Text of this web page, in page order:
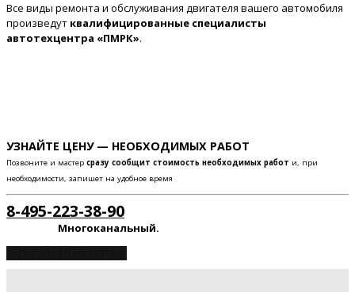
Все виды ремонта и обслуживания двигателя вашего автомобиля
произведут квалифицированные специалисты
автотехцентра «ПМРК».
УЗНАЙТЕ ЦЕНУ — НЕОБХОДИМЫХ РАБОТ
Позвоните и мастер сразу сообщит стоимость необходимых работ и, при
необходимости, запишет на удобное время
8-495-223-38-90
Многоканальный.